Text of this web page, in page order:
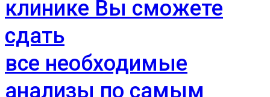
клинике Вы сможете
сдать
все необходимые
анализы по самым